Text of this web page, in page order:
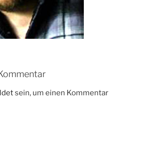
sein, um einen Kommentar